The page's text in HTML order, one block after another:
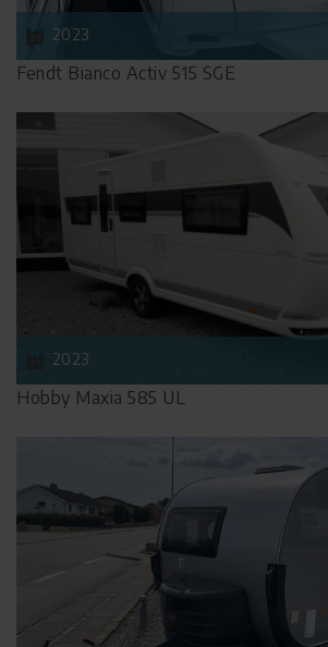
2023
Fendt Bianco Activ 515 SGE
2023
Hobby Maxia 585 UL